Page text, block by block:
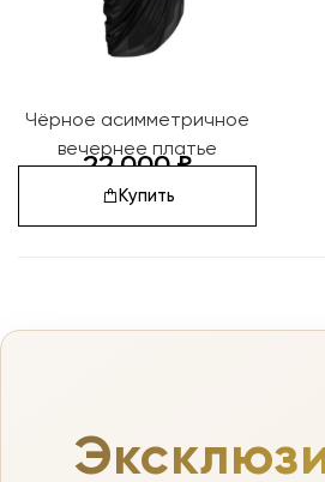
Чёрное асимметричное
вечернее платье
22 000₽
Купить